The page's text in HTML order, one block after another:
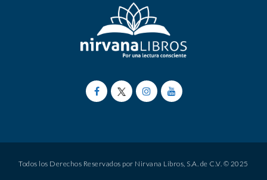
Todos los Derechos Reservados por Nirvana Libros, S.A. de C.V. © 2025